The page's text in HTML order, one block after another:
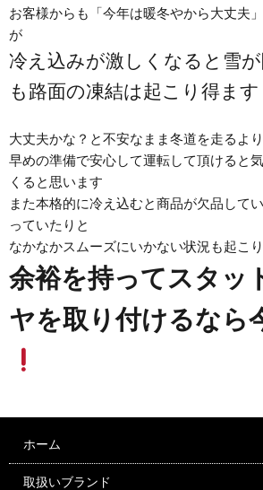
お客様からも「今年は暖冬やから大丈夫
が
冷え込みが激しくなると雪
も路面の凍結は起こり得ます
大丈夫かな？と不安なまま冬道を走るよ
早めの準備で安心して運転して頂けると
くると思います
また本格的に冷え込むと商品が欠品して
っていたりと
なかなかスムーズにいかない状況も起こ
余裕を持ってスタッ
ヤを取り付けるなら
ホーム
取扱いブランド